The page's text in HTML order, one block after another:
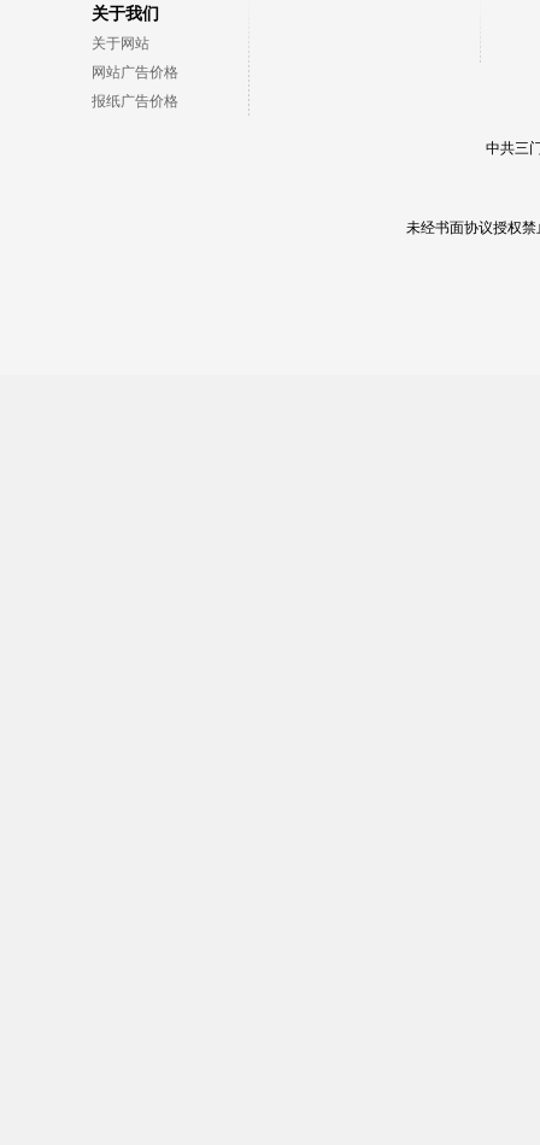
关于我们
关于网站
网站广告价格
报纸广告价格
中共三
未经书面协议授权